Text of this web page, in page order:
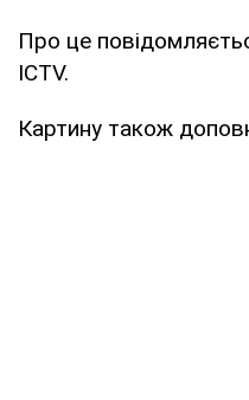
Про це
ICTV.
Картину також